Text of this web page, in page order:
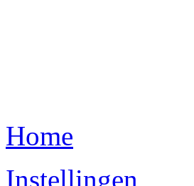
Home
Instellingen